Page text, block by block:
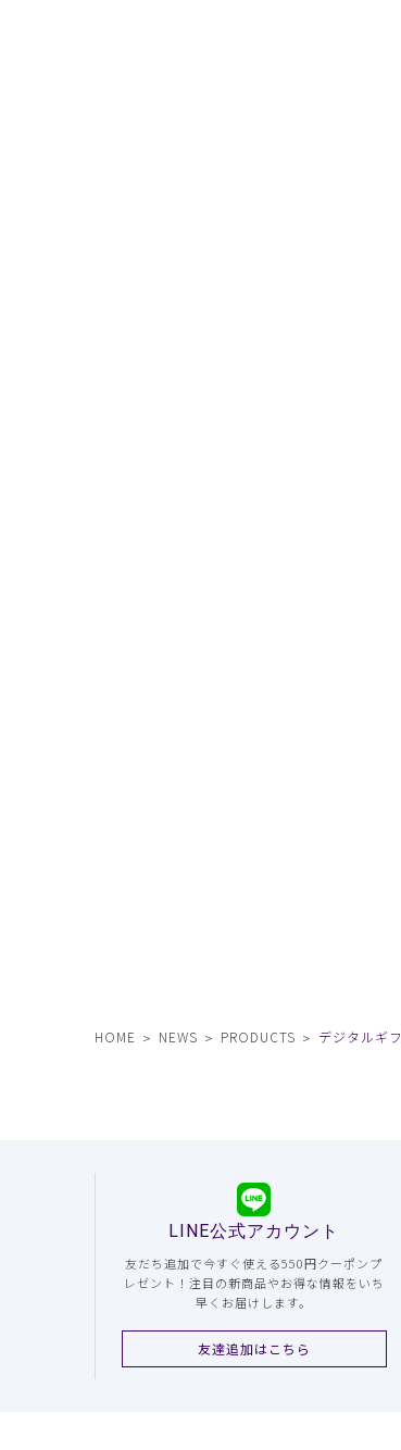
HOME NEWS PRODUCTS デジタルギ
LINE公式アカウント
友だち追加で今すぐ使える550円クーポンプ
レゼント！注目の新商品やお得な情報をいち
早くお届けします。
友達追加はこちら